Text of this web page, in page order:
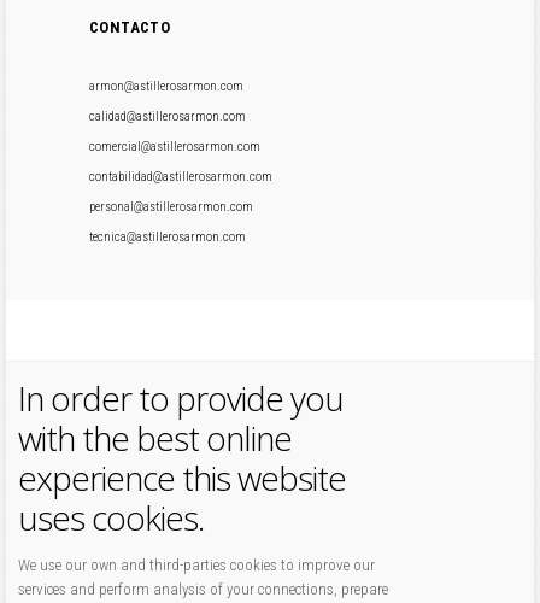
CONTACTO
armon@astillerosarmon.com
calidad@astillerosarmon.com
comercial@astillerosarmon.com
contabilidad@astillerosarmon.com
personal@astillerosarmon.com
tecnica@astillerosarmon.com
In order to provide you
with the best online
experience this website
uses cookies.
We use our own and third-parties cookies to improve our
services and perform analysis of your connections, prepare